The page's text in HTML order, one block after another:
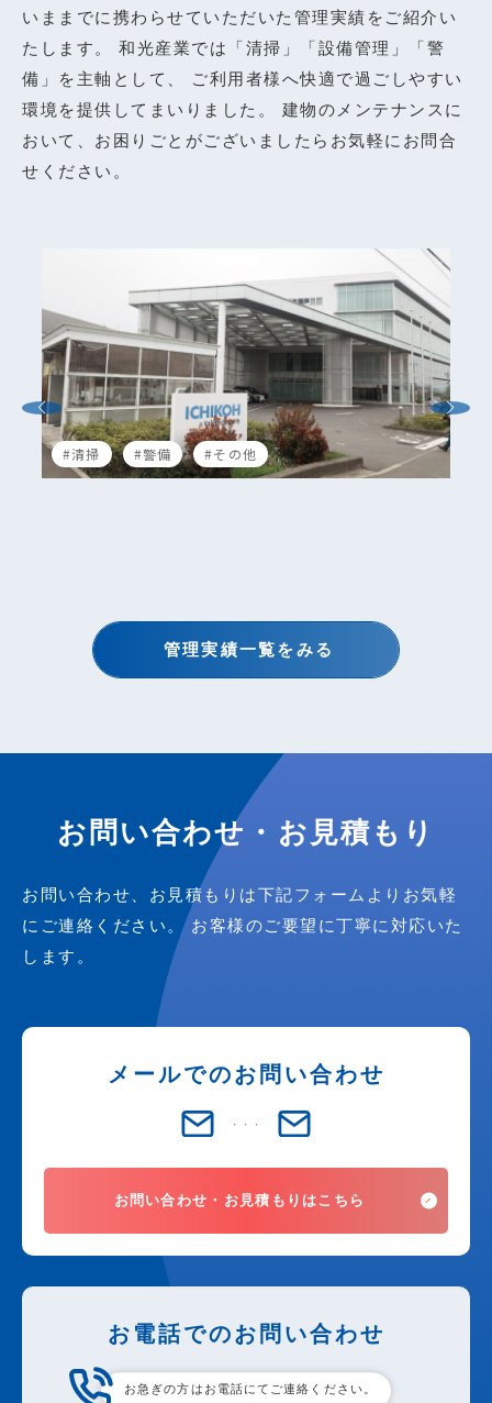
いままでに携わらせていただいた管理実績をご紹介い
たします。
和光産業では「清掃」「設備管理」「警
備」を主軸として、
ご利用者様へ快適で過ごしやすい
環境を提供してまいりました。
建物のメンテナンスに
おいて、お困りごとがございましたらお気軽にお問合
せください。
#清掃 #警備 #その他
管理実績一覧をみる
お問い合わせ・お見積もり
お問い合わせ、お見積もりは下記フォームよりお気軽
にご連絡ください。お客様のご要望に丁寧に対応いた
します。
メールでのお問い合わせ
お問い合わせ・お見積もりはこちら
お電話でのお問い合わせ
お急ぎの方はお電話にてご連絡ください。